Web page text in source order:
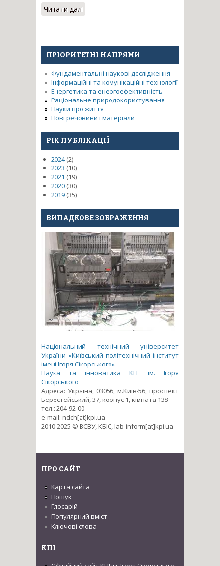
Читати далі
моніторингу та діагностики
водню.
ПРІОРИТЕТНІ НАПРЯМИ
Фундаментальні наукові дослідження
Інформаційні та комунікаційні технології
Енергетика та енергоефективність
Раціональне природокористування
Науки про життя
Нові речовини і матеріали
РІК ПУБЛІКАЦІЇ
2024(2)
2023 (10)
2021 (19)
2020 (30)
2019 (35)
ВИПАДКОВЕ ЗОБРАЖЕННЯ
Національний технічний університет
України «Київський політехнічний інститут
імені Ігоря Сікорського»
Наука та інноватика КПІ ім. Ігоря
Сікорського
Адреса: Україна, 03056, м.Київ-56, проспект
Берестейський, 37, корпус 1, кімната 138
тел.: 204-92-00
e-mail: ndch[at]kpi.ua
2010-2025 © ВСВУ, КБІС, lab-inform[at]kpi.ua
ПРО САЙТ
Карта сайта
Пошук
Глосарій
Популярний вміст
Ключові слова
КПІ